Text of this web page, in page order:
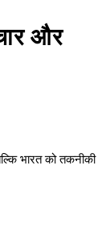
और
भारत को तकनीकी